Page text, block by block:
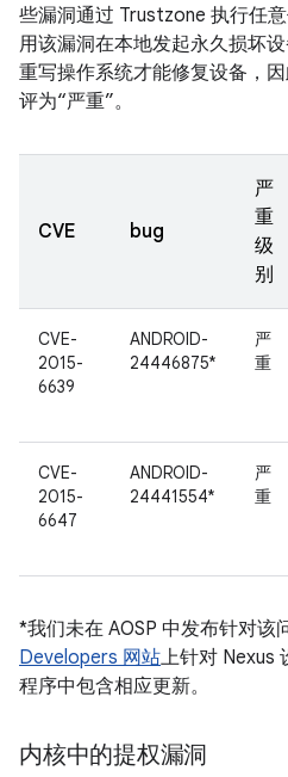
些漏洞通过 Trustzone 执行任
用该漏洞在本地发起永久损坏
重写操作系统才能修复设备，
评为“严重”。
CVE bug
严
重
级
别
CVE-
2015-
6639
ANDROID-
24446875*
严
重
CVE-
2015-
6647
ANDROID-
24441554*
严
重
*我们未在 AOSP 中发布针对该
Developers 网站上针对 Nexus
程序中包含相应更新。
内核中的提权漏洞